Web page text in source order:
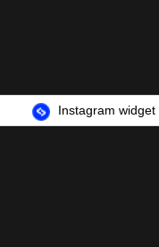
Instagram widget